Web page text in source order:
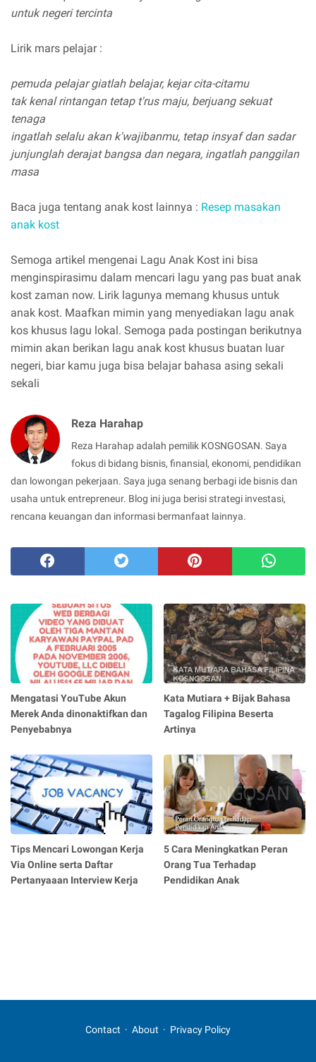
untuk negeri tercinta
Lirik mars pelajar :
pemuda pelajar giatlah belajar, kejar cita-citamu
tak kenal rintangan tetap t'rus maju, berjuang sekuat
tenaga
ingatlah selalu akan k'wajibanmu, tetap insyaf dan sadar
junjunglah derajat bangsa dan negara, ingatlah panggilan
masa
Baca juga tentang anak kost lainnya : Resep masakan
anak kost
Semoga artikel mengenai Lagu Anak Kost ini bisa
menginspirasimu dalam mencari lagu yang pas buat anak
kost zaman now. Lirik lagunya memang khusus untuk
anak kost. Maafkan mimin yang menyediakan lagu anak
kos khusus lagu lokal. Semoga pada postingan berikutnya
mimin akan berikan lagu anak kost khusus buatan luar
negeri, biar kamu juga bisa belajar bahasa asing sekali
sekali
Reza Harahap
Reza Harahap adalah pemilik KOSNGOSAN. Saya
fokus di bidang bisnis, finansial, ekonomi, pendidikan
dan lowongan pekerjaan. Saya juga senang berbagi ide bisnis dan
usaha untuk entrepreneur. Blog ini juga berisi strategi investasi,
rencana keuangan dan informasi bermanfaat lainnya.
Mengatasi YouTube Akun
Merek Anda dinonaktifkan dan
Penyebabnya
Kata Mutiara + Bijak Bahasa
Tagalog Filipina Beserta
Artinya
Tips Mencari Lowongan Kerja
Via Online serta Daftar
Pertanyaaan Interview Kerja
5 Cara Meningkatkan Peran
Orang Tua Terhadap
Pendidikan Anak
Contact About Privacy Policy